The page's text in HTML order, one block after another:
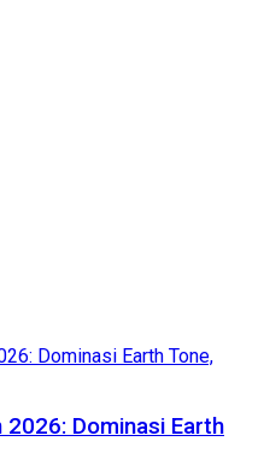
Dominasi Earth